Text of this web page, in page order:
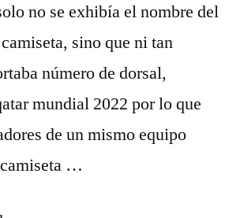
no se exhibía el nombre del
sino que ni tan
número de dorsal,
mundial 2022 por lo que
de un mismo equipo
…